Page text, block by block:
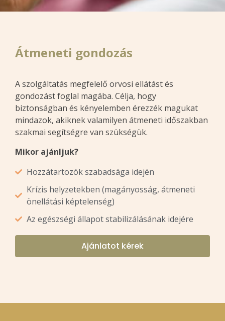
Átmeneti gondozás
A szolgáltatás megfelelő orvosi ellátást és
gondozást foglal magába. Célja, hogy
biztonságban és kényelemben érezzék magukat
mindazok, akiknek valamilyen átmeneti időszakban
szakmai segítségre van szükségük.
Mikor ajánljuk?
Hozzátartozók szabadsága idején
Krízis helyzetekben (magányosság, átmeneti
önellátási képtelenség)
Az egészségi állapot stabilizálásának idejére
Ajánlatot kérek